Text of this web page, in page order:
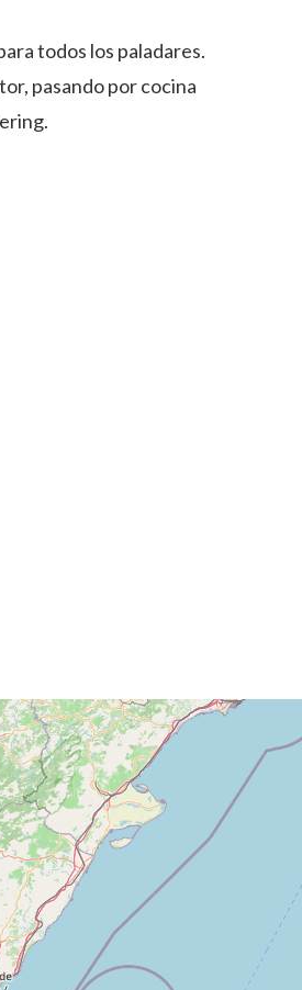
todos los paladares.
pasando por cocina